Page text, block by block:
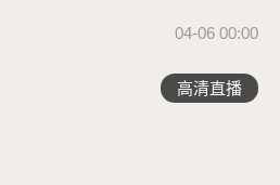
04-06 00:00
高清直播